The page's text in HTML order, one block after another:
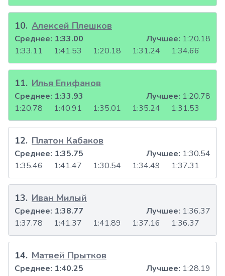
10. Алексей Плешков
1:33.11 1:41.53 1:20.18 1:31.24 1:34.66
Среднее: 1:33.00 Лучшее: 1:20.18
11. Илья Епифанов
1:20.78 1:40.91 1:35.01 1:35.24 1:31.53
Среднее: 1:33.93 Лучшее: 1:20.78
12. Платон Кабаков
1:35.46 1:41.47 1:30.54 1:34.49 1:37.31
Среднее: 1:35.75 Лучшее: 1:30.54
13. Иван Милый
1:37.78 1:41.37 1:41.89 1:37.16 1:36.37
Среднее: 1:38.77 Лучшее: 1:36.37
14. Матвей Прытков
Среднее: 1:40.25 Лучшее: 1:28.19